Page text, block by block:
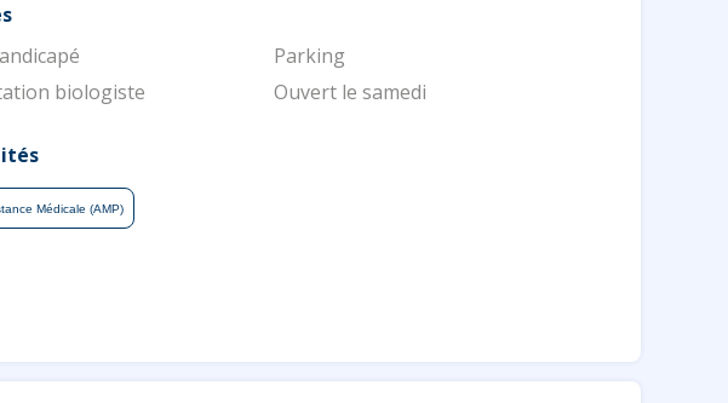
Parking
biologiste
Ouvert le samedi
Médicale (AMP)